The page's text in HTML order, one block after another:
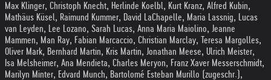
Max Klinger, Christoph Knecht, Herlinde Koelbl, Kurt Kranz, Alfred Kubin,
Mathäus Küsel, Raimund Kummer, David LaChapelle, Maria Lassnig, Lucas
van Leyden, Lee Lozano, Sarah Lucas, Anna Maria Maiolino, Jeanne
Mammen, Man Ray, Fabian Marcaccio, Christian Marclay, Teresa Margolles,
Oliver Mark, Bernhard Martin, Kris Martin, Jonathan Meese, Ulrich Meister,
Isa Melsheimer, Ana Mendieta, Charles Meryon, Franz Xaver Messerschmidt,
Marilyn Minter, Edvard Munch, Bartolomé Esteban Murillo (zugeschr.),